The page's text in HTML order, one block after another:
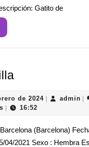
Gatito de
de 202416
2024
| admin |
| 16:52
(Barcelona)
04/2021 Sexo : Hembra